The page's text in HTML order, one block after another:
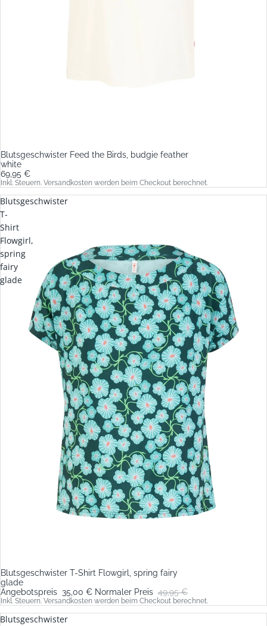
Blutsgeschwister Feed the Birds, budgie feather
white
69,95 €
Inkl. Steuern. Versandkosten werden beim Checkout berechnet.
Blutsgeschwister
T-
Shirt
Flowgirl,
spring
fairy
glade
Sale
Blutsgeschwister T-Shirt Flowgirl, spring fairy
glade
Angebotspreis 35,00 € Normaler Preis 49,95 €
Inkl. Steuern. Versandkosten werden beim Checkout berechnet.
Blutsgeschwister